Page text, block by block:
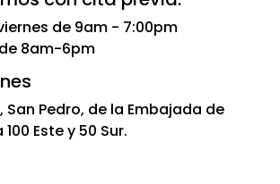
de 9am - 7:00pm
8am-6pm
San Pedro, de la Embajada de
Este y 50 Sur.